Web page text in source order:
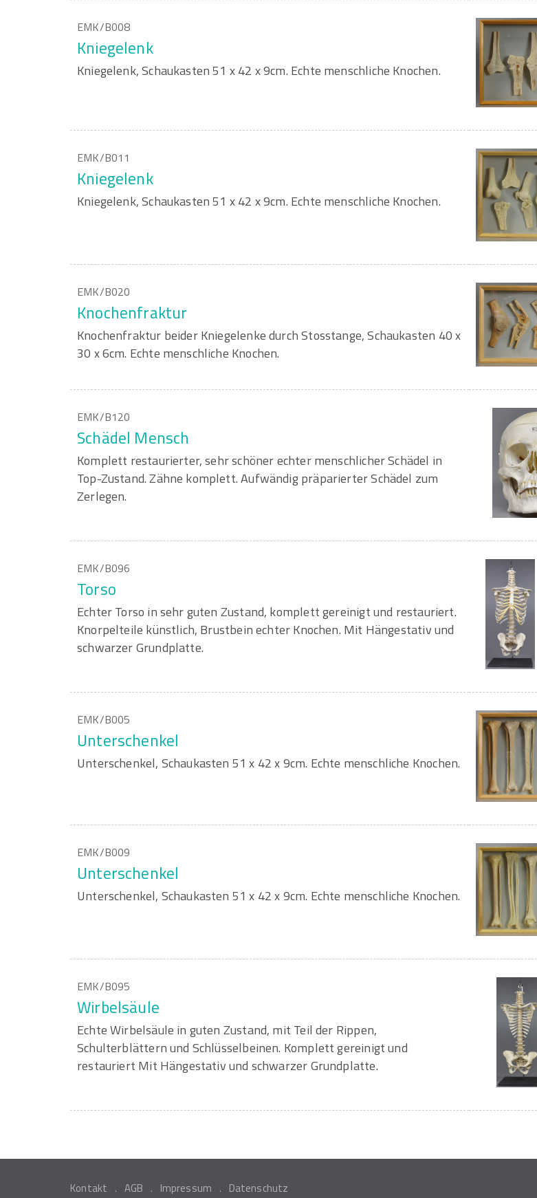
EMK/B008
Kniegelenk
Kniegelenk, Schaukasten 51 x 42 x 9cm. Echte menschliche Knochen.
EMK/B011
Kniegelenk
Kniegelenk, Schaukasten 51 x 42 x 9cm. Echte menschliche Knochen.
EMK/B020
Knochenfraktur
Knochenfraktur beider Kniegelenke durch Stosstange, Schaukasten 40 x
30 x 6cm. Echte menschliche Knochen.
EMK/B120
Schädel Mensch
Komplett restaurierter, sehr schöner echter menschlicher Schädel in
Top-Zustand. Zähne komplett. Aufwändig präparierter Schädel zum
Zerlegen.
EMK/B096
Torso
Echter Torso in sehr guten Zustand, komplett gereinigt und restauriert.
Knorpelteile künstlich, Brustbein echter Knochen. Mit Hängestativ und
schwarzer Grundplatte.
EMK/B005
Unterschenkel
Unterschenkel, Schaukasten 51 x 42 x 9cm. Echte menschliche Knochen.
EMK/B009
Unterschenkel
Unterschenkel, Schaukasten 51 x 42 x 9cm. Echte menschliche Knochen.
EMK/B095
Wirbelsäule
Echte Wirbelsäule in guten Zustand, mit Teil der Rippen,
Schulterblättern und Schlüsselbeinen. Komplett gereinigt und
restauriert Mit Hängestativ und schwarzer Grundplatte.
Kontakt AGB Impressum Datenschutz